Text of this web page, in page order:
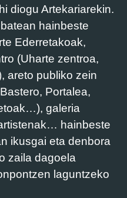
diogu Artekariarekin.
hainbeste
Ederretakoak,
(Uharte zentroa,
areto publiko zein
Portalea,
galeria
hainbeste
ikusgai eta denbora
zaila dagoela
laguntzeko